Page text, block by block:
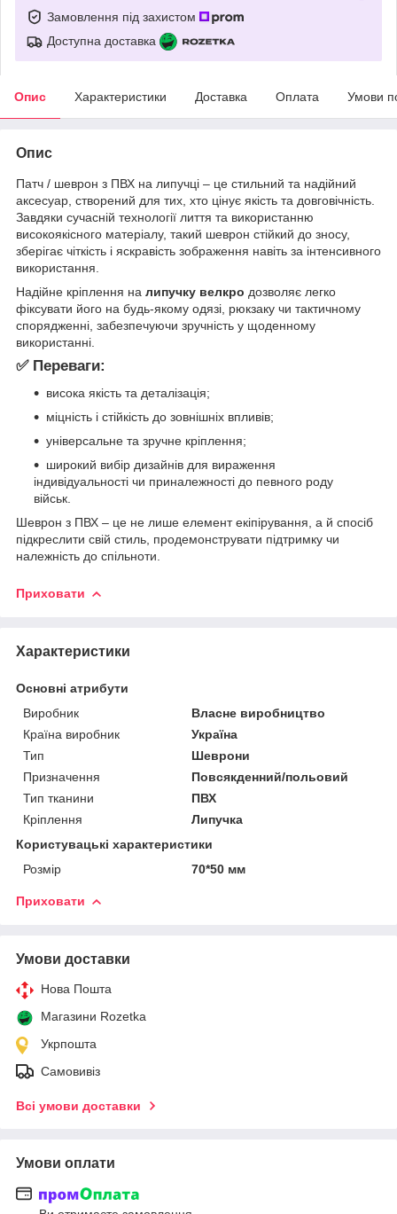
Замовлення під захистом
Доступна доставка
Опис Характеристики Доставка Оплата Умови
Опис
Патч / шеврон з ПВХ на липучці – це стильний та надійний
аксесуар, створений для тих, хто цінує якість та довговічність.
Завдяки сучасній технології лиття та використанню
високоякісного матеріалу, такий шеврон стійкий до зносу,
зберігає чіткість і яскравість зображення навіть за інтенсивного
використання.
Надійне кріплення на липучку велкро дозволяє легко
фіксувати його на будь-якому одязі, рюкзаку чи тактичному
спорядженні, забезпечуючи зручність у щоденному
використанні.
✅ Переваги:
висока якість та деталізація;
міцність і стійкість до зовнішніх впливів;
універсальне та зручне кріплення;
широкий вибір дизайнів для вираження
індивідуальності чи приналежності до певного роду
військ.
Шеврон з ПВХ – це не лише елемент екіпірування, а й спосіб
підкреслити свій стиль, продемонструвати підтримку чи
належність до спільноти.
Приховати
Характеристики
Основні атрибути
Виробник
Власне виробництво
Країна виробник
Україна
Тип
Шеврони
Призначення
Повсякденний/польовий
Тип тканини
ПВХ
Кріплення
Липучка
Користувацькі характеристики
Розмір
70*50 мм
Приховати
Умови доставки
Нова Пошта
Магазини Rozetka
Укрпошта
Самовивіз
Всі умови доставки
Умови оплати